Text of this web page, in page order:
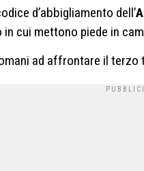
d’abbigliamento dell’
cui mettono piede in
ad affrontare il terzo